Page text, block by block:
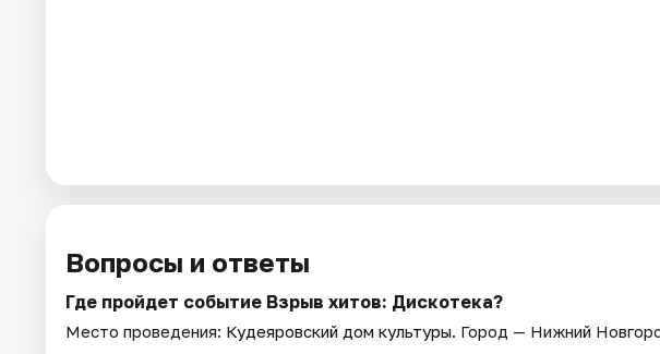
Вопросы и ответы
Где пройдет событие Взрыв хитов: Дискотека?
Место проведения: Кудеяровский дом культуры. Город — Нижний